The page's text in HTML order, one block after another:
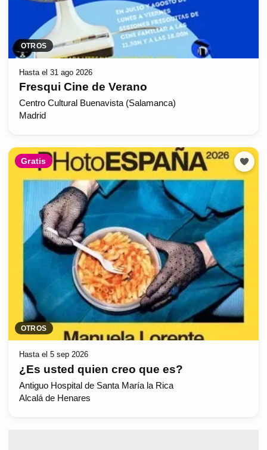
OTROS
Hasta el 31 ago 2026
Fresqui Cine de Verano
Centro Cultural Buenavista (Salamanca)
Madrid
Gratis
OTROS
Hasta el 5 sep 2026
¿Es usted quien creo que es?
Antiguo Hospital de Santa María la Rica
Alcalá de Henares